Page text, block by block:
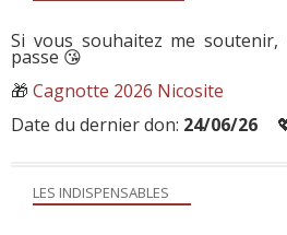
LES INDISPENSABLES
Si vous souhaitez me
passe 😘
🎁 Cagnotte 2026 Nicosite
Date du dernier don: 24/06/26